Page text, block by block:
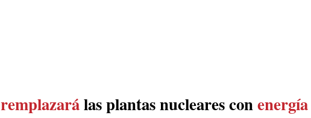
remplazarálas plantas nucleares conenergía